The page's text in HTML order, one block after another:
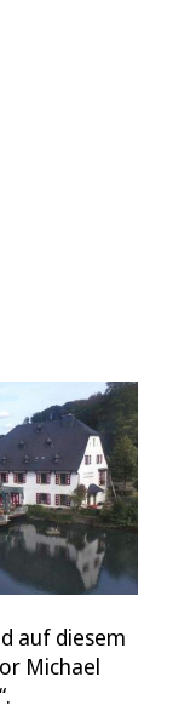
auf diesem
Michael